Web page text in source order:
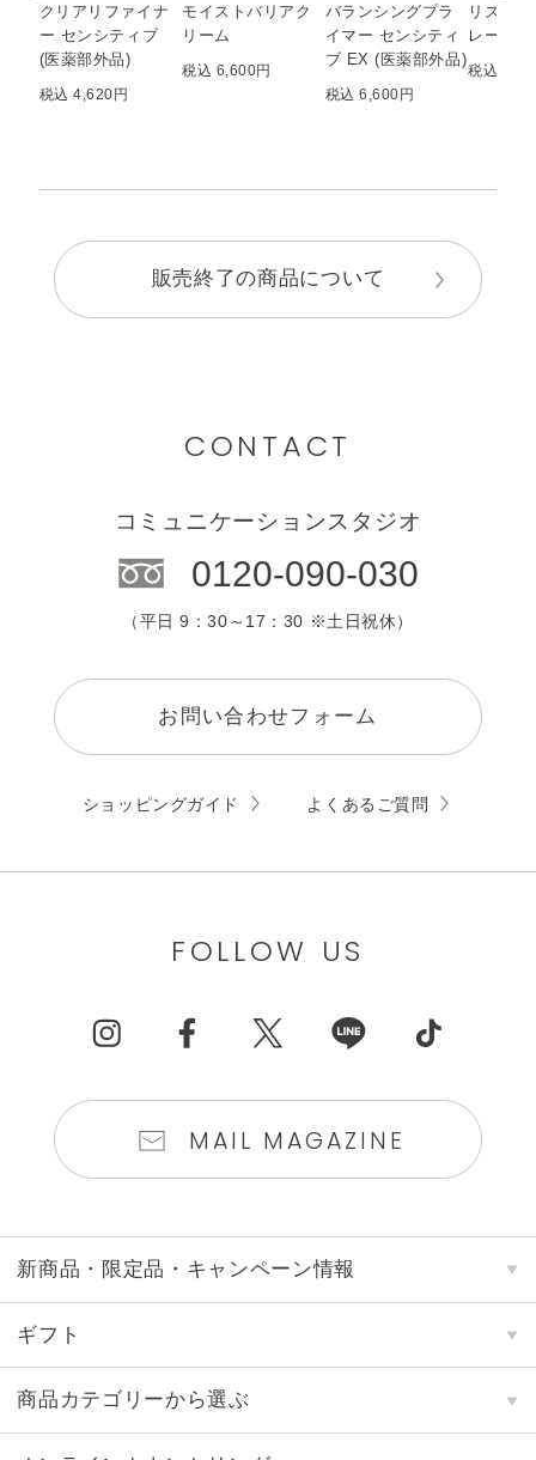
クリアリファイナ
ー センシティブ
(医薬部外品)
税込 4,620円
モイストバリアク
リーム
税込 6,600円
バランシングプラ
イマー センシティ
ブ EX (医薬部外品)
税込 6,600円
リズム
レート
税込
販売終了の商品について
CONTACT
コミュニケーションスタジオ
0120-090-030
（平日 9：30～17：30 ※土日祝休）
お問い合わせフォーム
ショッピングガイド よくあるご質問
FOLLOW US
MAIL MAGAZINE
新商品・限定品・キャンペーン情報
ギフト
商品カテゴリーから選ぶ